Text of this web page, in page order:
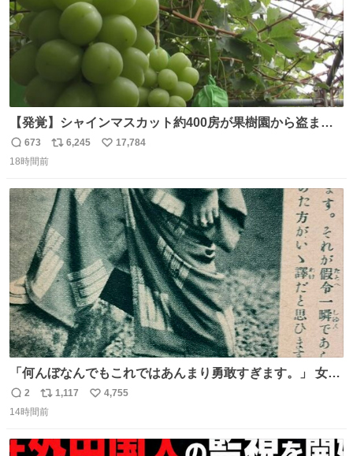
【発覚】シャインマスカット約400房が果樹園から盗まれ
る 栃木・佐野市 news.livedoor.com/article/detail… 被害
に遭った果樹園には防犯カメラなどはなく、シャインマス
今年に入って同様の被害は確認されておらず、警察はパト
ロールを強化する。
返
信
673
リ
ト
数
6,245
い
数
17,784
18時間前
「何んぼなんでもこれではあんまり勇敢すぎます。」 女性
の立ち振る舞い指南コーナーで、大股を「下品」や「はし
たない」という言葉を使わず「勇敢すぎます」と洒落っ気
っていきたい… （昭和4年婦人倶楽部新年号より）
返
信
2
リ
ポ
ト
1,117
い
数
4,755
14時間前